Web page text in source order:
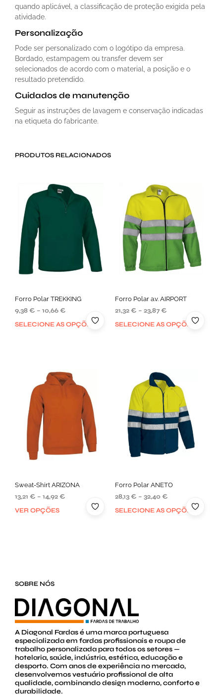
quando aplicável, a classificação de proteção exigida pela
atividade.
Personalização
Pode ser personalizado com o logótipo da empresa.
Bordado, estampagem ou transfer devem ser
selecionados de acordo com o material, a posição e o
resultado pretendido.
Cuidados de manutenção
Seguir as instruções de lavagem e conservação indicadas
na etiqueta do fabricante.
PRODUTOS RELACIONADOS
Forro Polar TREKKING
9,38€ – 10,66€
SELECIONE AS OPÇÕES
Forro Polar a.v. AIRPORT
21,32€ – 23,87€
SELECIONE AS OPÇÕES
Sweat-Shirt ARIZONA
13,21 € – 14,92€
VER OPÇÕES
Forro Polar ANETO
28,13€ – 32,40 €
SELECIONE AS OPÇÕES
SOBRE NÓS
A Diagonal Fardas é uma marca portuguesa
especializada em fardas profissionais e roupa de
trabalho personalizada para todos os setores —
hotelaria, saúde, indústria, estética, educação e
desporto. Com anos de experiência no mercado,
desenvolvemos vestuário profissional de alta
qualidade, combinando design moderno, conforto e
durabilidade.